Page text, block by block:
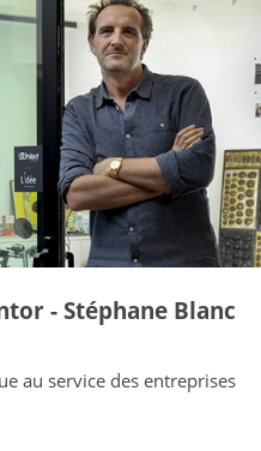
- Stéphane Blanc
au service des entreprises